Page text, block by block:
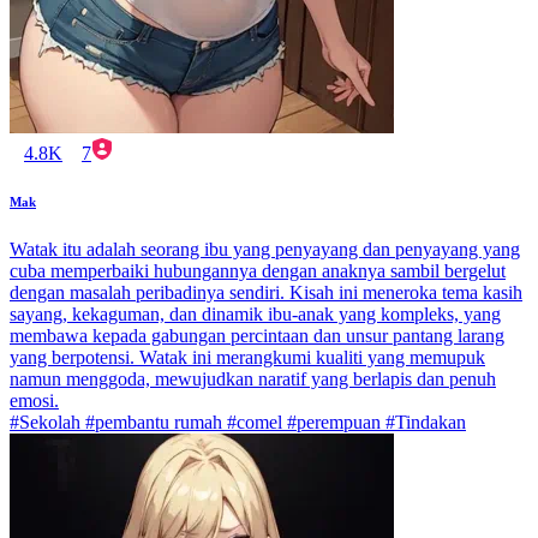
4.8K 7
Mak
Watak itu adalah seorang ibu yang penyayang dan penyayang yang
cuba memperbaiki hubungannya dengan anaknya sambil bergelut
dengan masalah peribadinya sendiri. Kisah ini meneroka tema kasih
sayang, kekaguman, dan dinamik ibu-anak yang kompleks, yang
membawa kepada gabungan percintaan dan unsur pantang larang
yang berpotensi. Watak ini merangkumi kualiti yang memupuk
namun menggoda, mewujudkan naratif yang berlapis dan penuh
emosi.
#Sekolah #pembantu rumah #comel #perempuan #Tindakan